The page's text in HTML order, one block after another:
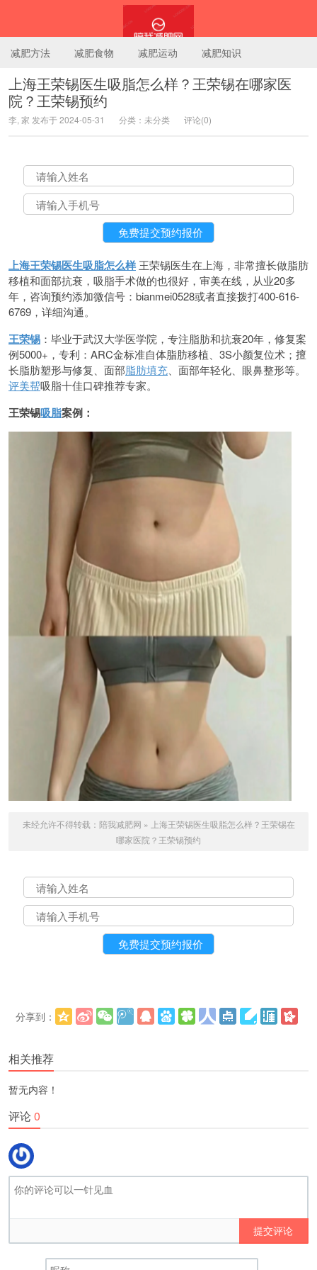
减肥方法 减肥食物 减肥运动 减肥知识
上海王荣锡医生吸脂怎么样？王荣锡在哪家医
院？王荣锡预约
李, 家 发布于 2024-05-31 分类：未分类 评论(0)
上海王荣锡医生吸脂怎么样 王荣锡医生在上海，非常擅长做脂肪
移植和面部抗衰，吸脂手术做的也很好，审美在线，从业20多
年，咨询预约添加微信号：bianmei0528或者直接拨打400-616-
6769，详细沟通。
王荣锡 ：毕业于武汉大学医学院，专注脂肪和抗衰20年，修复案
例5000+，专利：ARC金标准自体脂肪移植、3S小颜复位术；擅
长脂肪塑形与修复、面部脂肪填充 、面部年轻化、眼鼻整形等。
评美帮吸脂十佳口碑推荐专家。
王荣锡吸脂案例：
未经允许不得转载： 陪我减肥网 » 上海王荣锡医生吸脂怎么样？王荣锡在
哪家医院？王荣锡预约
分享到：
相关推荐
暂无内容！
评论0
提交评论